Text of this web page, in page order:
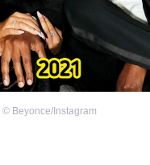
© Beyonce/Instagram